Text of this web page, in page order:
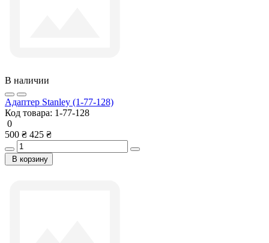
В наличии
Адаптер Stanley (1-77-128)
Код товара: 1-77-128
0
500 ₴ 425 ₴
В корзину